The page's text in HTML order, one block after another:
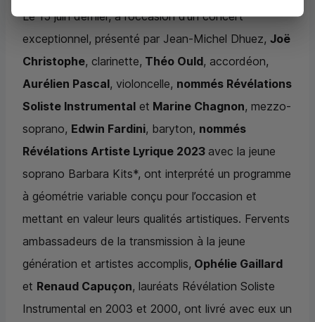
Le 15 juin dernier, à l’occasion d’un concert
exceptionnel, présenté par Jean-Michel Dhuez, Joë
Christophe, clarinette, Théo Ould, accordéon,
Aurélien Pascal, violoncelle, nommés Révélations
Soliste Instrumental et Marine Chagnon, mezzo-
soprano, Edwin Fardini, baryton, nommés
Révélations Artiste Lyrique 2023 avec la jeune
soprano Barbara Kits*, ont interprété un programme
à géométrie variable conçu pour l’occasion et
mettant en valeur leurs qualités artistiques. Fervents
ambassadeurs de la transmission à la jeune
génération et artistes accomplis, Ophélie Gaillard
et Renaud Capuçon, lauréats Révélation Soliste
Instrumental en 2003 et 2000, ont livré avec eux un